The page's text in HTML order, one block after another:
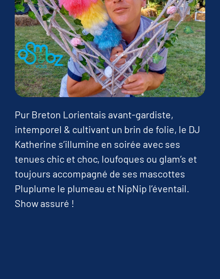
Pur Breton Lorientais avant-gardiste,
intemporel & cultivant un brin de folie, le DJ
Katherine s’illumine en soirée avec ses
tenues chic et choc, loufoques ou glam’s et
toujours accompagné de ses mascottes
Pluplume le plumeau et NipNip l’éventail.
Show assuré !